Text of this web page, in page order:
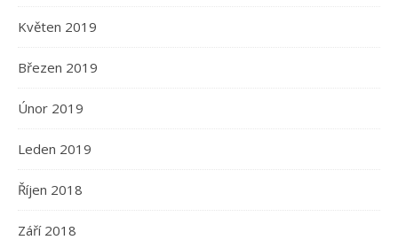
Květen 2019
Březen 2019
Únor 2019
Leden 2019
Říjen 2018
Září 2018